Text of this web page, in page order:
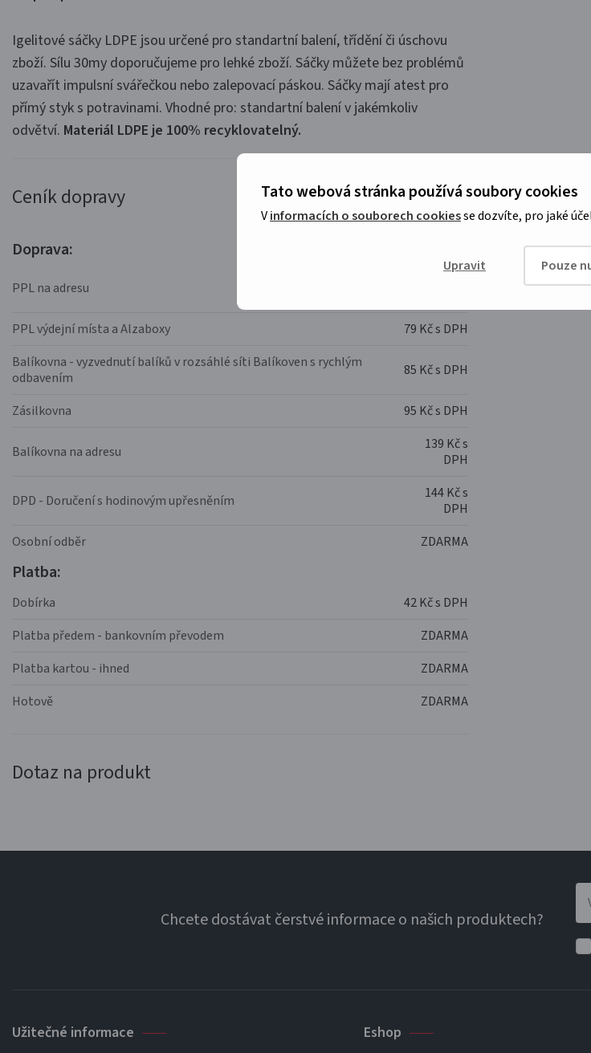
Tato webová stránka používá soubory cookies
Vinformacích o souborech cookiesse dozvíte, pro jaké
Upravit Pouze
Igelitové sáčky LDPE jsou určené pro standartní balení, třídění či úschovu
zboží. Sílu 30my doporučujeme pro lehké zboží. Sáčky můžete bez problémů
uzavařít impulsní svářečkou nebo zalepovací páskou. Sáčky mají atest pro
přímý styk s potravinami. Vhodné pro: standartní balení v jakémkoliv
odvětví. Materiál LDPE je 100% recyklovatelný.
Ceník dopravy
Doprava:
PPL na adresu
PPL výdejní místa a Alzaboxy
79 Kč s DPH
Balíkovna - vyzvednutí balíků v rozsáhlé síti Balíkoven s rychlým
odbavením
85 Kč s DPH
Zásilkovna 95 Kč s DPH
Balíkovna na adresu
139 Kč s
DPH
DPD - Doručení s hodinovým upřesněním
144 Kč s
DPH
Osobní odběr
ZDARMA
Platba:
Dobírka
42 Kč s DPH
Platba předem - bankovním převodem
ZDARMA
Platba kartou - ihned
ZDARMA
Hotově
ZDARMA
Dotaz na produkt
Chcete dostávat čerstvé informace o našich produktech?
Užitečné informace Eshop